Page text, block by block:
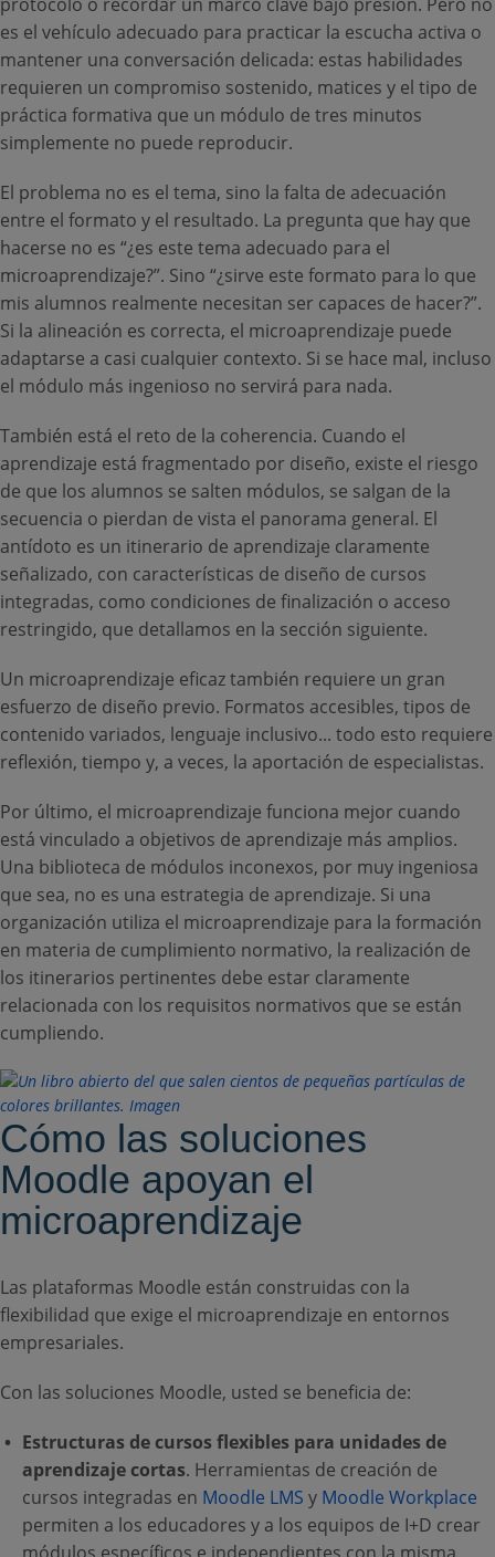
es el vehículo adecuado para practicar la escucha activa o
mantener una conversación delicada: estas habilidades
requieren un compromiso sostenido, matices y el tipo de
práctica formativa que un módulo de tres minutos
simplemente no puede reproducir.
El problema no es el tema, sino la falta de adecuación
entre el formato y el resultado. La pregunta que hay que
hacerse no es “¿es este tema adecuado para el
microaprendizaje?”. Sino “¿sirve este formato para lo que
mis alumnos realmente necesitan ser capaces de hacer?”.
Si la alineación es correcta, el microaprendizaje puede
adaptarse a casi cualquier contexto. Si se hace mal, incluso
el módulo más ingenioso no servirá para nada.
También está el reto de la coherencia. Cuando el
aprendizaje está fragmentado por diseño, existe el riesgo
de que los alumnos se salten módulos, se salgan de la
secuencia o pierdan de vista el panorama general. El
antídoto es un itinerario de aprendizaje claramente
señalizado, con características de diseño de cursos
integradas, como condiciones de finalización o acceso
restringido, que detallamos en la sección siguiente.
Un microaprendizaje eficaz también requiere un gran
esfuerzo de diseño previo. Formatos accesibles, tipos de
contenido variados, lenguaje inclusivo... todo esto requiere
reflexión, tiempo y, a veces, la aportación de especialistas.
Por último, el microaprendizaje funciona mejor cuando
está vinculado a objetivos de aprendizaje más amplios.
Una biblioteca de módulos inconexos, por muy ingeniosa
que sea, no es una estrategia de aprendizaje. Si una
organización utiliza el microaprendizaje para la formación
en materia de cumplimiento normativo, la realización de
los itinerarios pertinentes debe estar claramente
relacionada con los requisitos normativos que se están
cumpliendo.
Cómo las soluciones
Moodle apoyan el
microaprendizaje
Las plataformas Moodle están construidas con la
flexibilidad que exige el microaprendizaje en entornos
empresariales.
Con las soluciones Moodle, usted se beneficia de:
Estructuras de cursos flexibles para unidades de
aprendizaje cortas. Herramientas de creación de
cursos integradas en Moodle LMS y Moodle Workplace
permiten a los educadores y a los equipos de I+D crear